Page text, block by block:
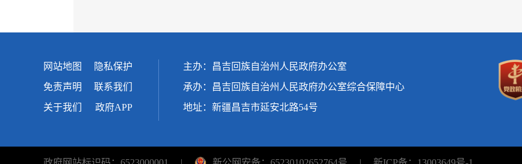
网站地图
隐私保护
免责声明
联系我们
关于我们
政府APP
主办：昌吉回族自治州人民政府办公室
承办：昌吉回族自治州人民政府办公室综合保障中心
地址：新疆昌吉市延安北路54号